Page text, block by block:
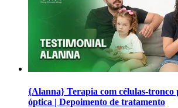
{Alanna} Terapia com células-tronco
óptica | Depoimento de tratamento